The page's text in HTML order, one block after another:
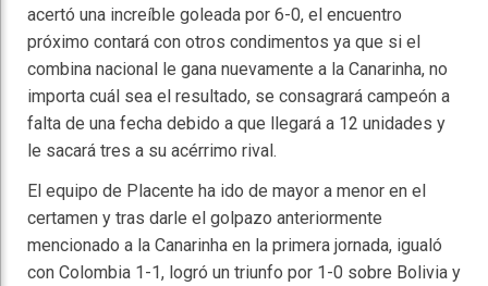
acertó una increíble goleada por 6-0, el encuentro
próximo contará con otros condimentos ya que si el
combina nacional le gana nuevamente a la Canarinha, no
importa cuál sea el resultado, se consagrará campeón a
falta de una fecha debido a que llegará a 12 unidades y
le sacará tres a su acérrimo rival.
El equipo de Placente ha ido de mayor a menor en el
certamen y tras darle el golpazo anteriormente
mencionado a la Canarinha en la primera jornada, igualó
con Colombia 1-1, logró un triunfo por 1-0 sobre Bolivia y